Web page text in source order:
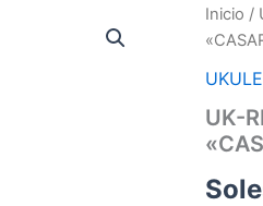
Inicio /
UK-
UK-
RD23
UK
BART